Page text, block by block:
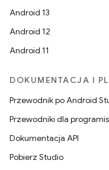
Android 13
Android 12
Android 11
DOKUMENTACJA I
Przewodnik po Android
Przewodniki dla
Dokumentacja API
Pobierz Studio